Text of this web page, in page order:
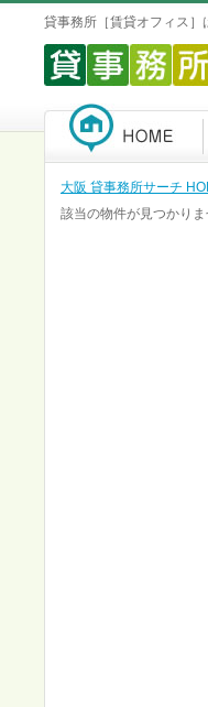
貸事務所［賃貸オフィス］
大阪 貸事務所サーチ
該当の物件が見つかりま